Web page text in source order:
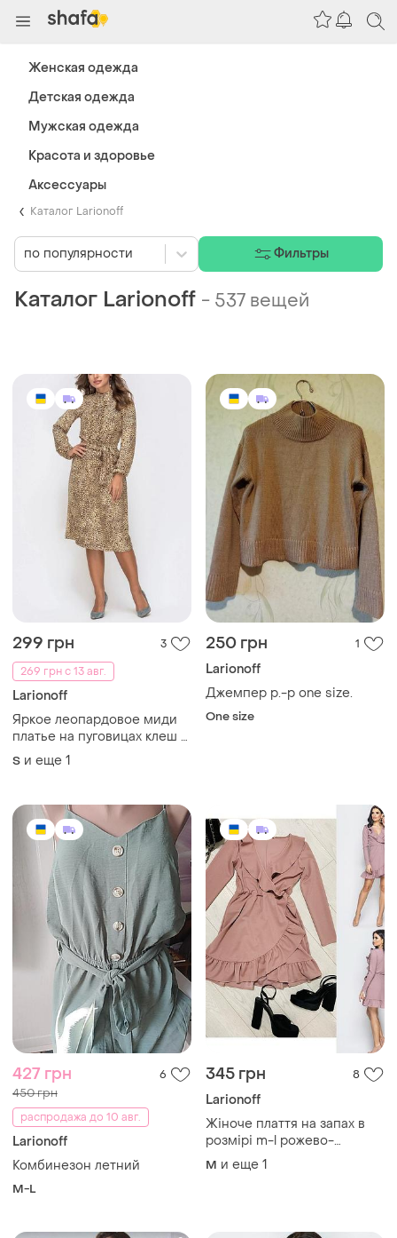
Каталог Larionoff
Каталог Larionoff - 537 вещей
299 грн
3
269 грн с 13 авг.
Larionoff
Яркое леопардовое миди
платье на пуговицах клеш с
поясом larionoff
S и еще 1
250 грн 1
Larionoff
Джемпер р.-р one size.
One size
427 грн 6
450 грн
распродажа до 10 авг.
Larionoff
Комбинезон летний
M-L
345 грн 8
Larionoff
Жіноче плаття на запах в
розмірі m-l рожево-
пудрового кольору
M и еще 1
по популярности Фильтры
Женская одежда
Детская одежда
Мужская одежда
Красота и здоровье
Аксессуары